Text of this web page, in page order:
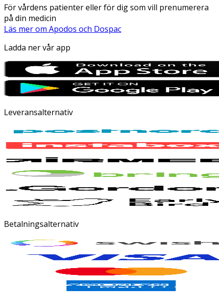
För vårdens patienter eller för dig som vill prenumerera
på din medicin
Läs mer om Apodos och Dospac
Ladda ner vår app
Leveransalternativ
Betalningsalternativ